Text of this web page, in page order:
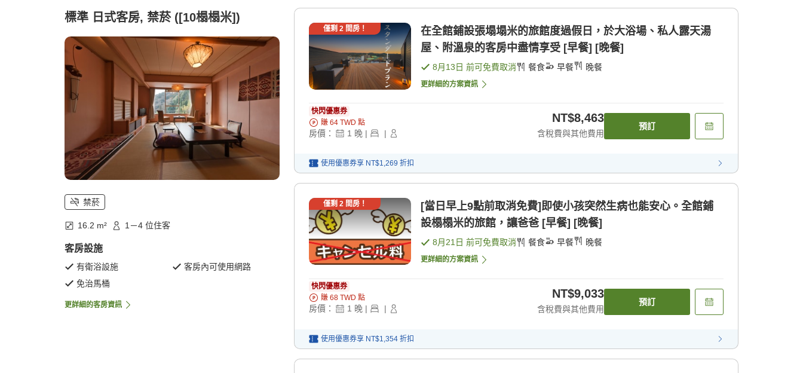
標準 日式客房, 禁菸 ([10榻榻米])
禁菸
16.2 m² 1－4 位住客
客房設施
有衛浴設施
客房內可使用網路
免治馬桶
更詳細的客房資訊
僅剩 2間房！
在全館鋪設張塌塌米的旅館度過假日，於大浴場、私人露天湯
屋、附溫泉的客房中盡情享受 [早餐] [晚餐]
8月13日 前可免費取消 餐食 早餐 晚餐
更詳細的方案資訊
快閃優惠券
賺 64 TWD 點
房價： 1 晚 | |
NT$8,463
含稅費與其他費用
預訂
使用優惠券享 NT$1,269 折扣
僅剩 2間房！
[當日早上9點前取消免費]即使小孩突然生病也能安心。全館鋪
設榻榻米的旅館，讓爸爸 [早餐] [晚餐]
8月21日 前可免費取消 餐食 早餐 晚餐
更詳細的方案資訊
快閃優惠券
賺 68 TWD 點
房價： 1 晚 | |
NT$9,033
含稅費與其他費用
預訂
使用優惠券享 NT$1,354 折扣